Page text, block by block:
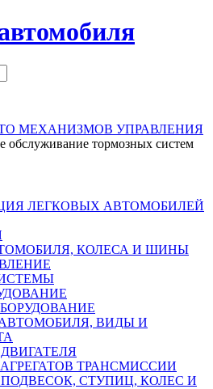
МЕХАНИЗМОВ УПРАВЛЕНИЯ
обслуживание тормозных систем
ЛЕГКОВЫХ АВТОМОБИЛЕЙ
КОЛЕСА И ШИНЫ
ВИДЫ И
ТРАНСМИССИИ
ПОДВЕСОК, СТУПИЦ, КОЛЕС И